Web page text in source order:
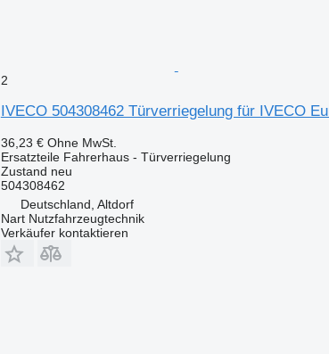
2
IVECO 504308462 Türverriegelung für IVECO
36,23 € Ohne MwSt.
Ersatzteile Fahrerhaus - Türverriegelung
Zustand neu
504308462
Deutschland, Altdorf
Nart Nutzfahrzeugtechnik
Verkäufer kontaktieren